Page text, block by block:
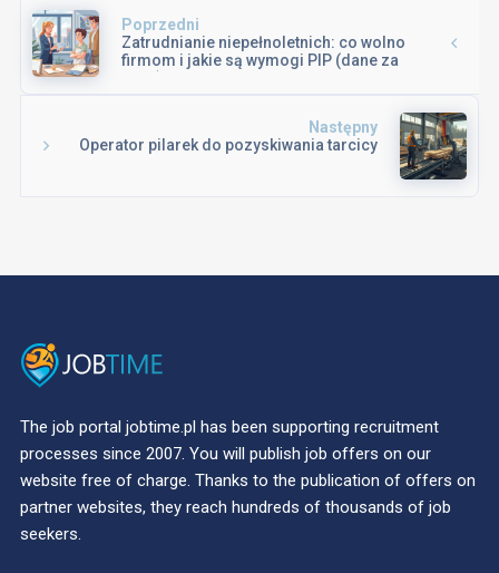
Poprzedni
Zatrudnianie niepełnoletnich: co wolno
firmom i jakie są wymogi PIP (dane za
Następny
Operator pilarek do pozyskiwania tarcicy
The job portal jobtime.pl has been supporting recruitment
processes since 2007. You will publish job offers on our
website free of charge. Thanks to the publication of offers on
partner websites, they reach hundreds of thousands of job
seekers.